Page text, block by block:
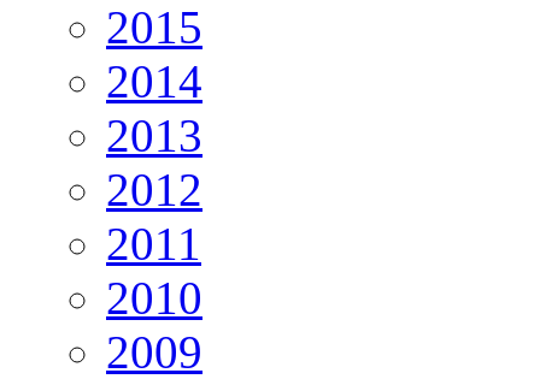
2015
2014
2013
2012
2011
2010
2009